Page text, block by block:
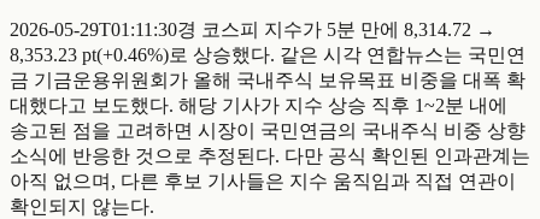
2026-05-29T01:11:30경 코스피 지수가 5분 만에 8,314.72 →
8,353.23 pt(+0.46%)로 상승했다. 같은 시각 연합뉴스는 국민연
금 기금운용위원회가 올해 국내주식 보유목표 비중을 대폭 확
대했다고 보도했다. 해당 기사가 지수 상승 직후 1~2분 내에
송고된 점을 고려하면 시장이 국민연금의 국내주식 비중 상향
소식에 반응한 것으로 추정된다. 다만 공식 확인된 인과관계는
아직 없으며, 다른 후보 기사들은 지수 움직임과 직접 연관이
확인되지 않는다.